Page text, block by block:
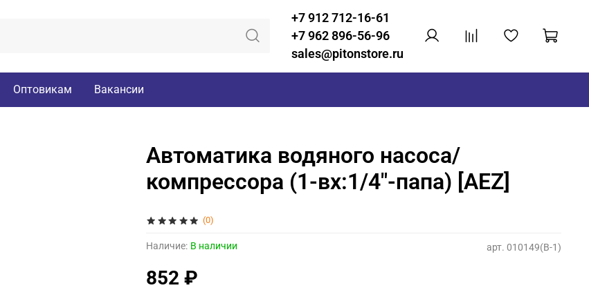
+7 912 712-16-61
+7 962 896-56-96
sales@pitonstore.ru
Оптовикам Вакансии
(0)
арт. 010149(B-1)
Наличие: В наличии
Автоматика водяного насоса/
компрессора (1-вх:1/4"-папа) [AEZ]
852 ₽